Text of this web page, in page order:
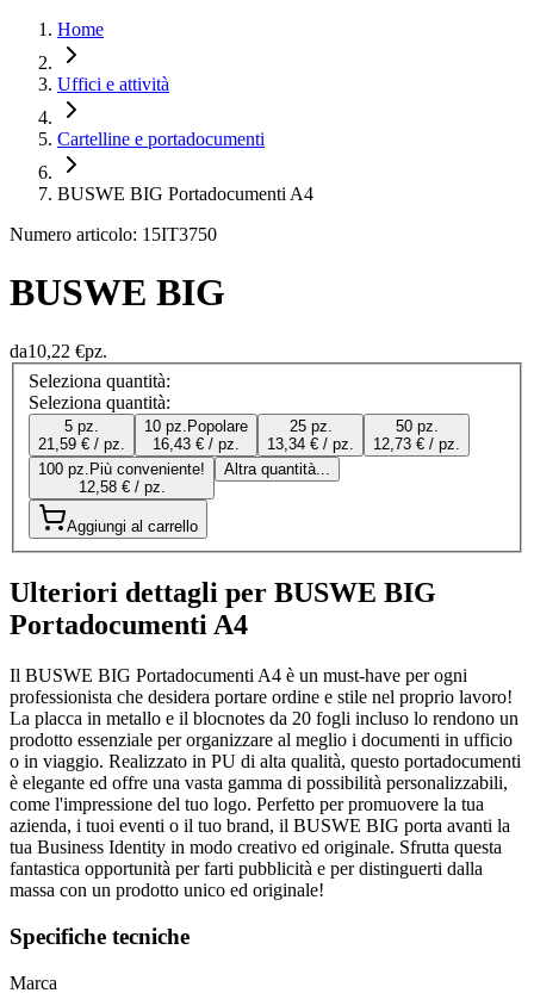
Home
Uffici e attività
Cartelline e portadocumenti
BUSWE BIG Portadocumenti A4
Numero articolo: 15IT3750
BUSWE BIG
da10,22 €pz.
Seleziona quantità:
Seleziona quantità:
5 pz.
21,59 € / pz.
10 pz. Popolare
16,43 € / pz.
25 pz.
13,34 € / pz.
50 pz.
12,73 € / pz.
100 pz. Più conveniente!
12,58 € / pz.
Altra quantità...
Aggiungi al carrello
Ulteriori dettagli per BUSWE BIG
Portadocumenti A4
Il BUSWE BIG Portadocumenti A4 è un must-have per ogni
professionista che desidera portare ordine e stile nel proprio lavoro!
La placca in metallo e il blocnotes da 20 fogli incluso lo rendono un
prodotto essenziale per organizzare al meglio i documenti in ufficio
o in viaggio. Realizzato in PU di alta qualità, questo portadocumenti
è elegante ed offre una vasta gamma di possibilità personalizzabili,
come l'impressione del tuo logo. Perfetto per promuovere la tua
azienda, i tuoi eventi o il tuo brand, il BUSWE BIG porta avanti la
tua Business Identity in modo creativo ed originale. Sfrutta questa
fantastica opportunità per farti pubblicità e per distinguerti dalla
massa con un prodotto unico ed originale!
Specifiche tecniche
Marca